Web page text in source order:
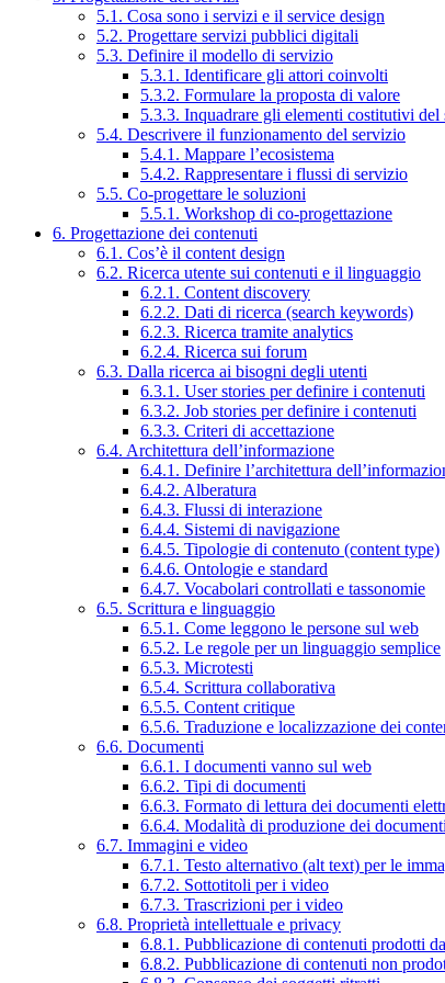
5.1. Cosa sono i servizi e il service design
5.2. Progettare servizi pubblici digitali
5.3. Definire il modello di servizio
5.3.1. Identificare gli attori coinvolti
5.3.2. Formulare la proposta di valore
5.3.3. Inquadrare gli elementi costitutivi del
5.4. Descrivere il funzionamento del servizio
5.4.1. Mappare l’ecosistema
5.4.2. Rappresentare i flussi di servizio
5.5. Co-progettare le soluzioni
5.5.1. Workshop di co-progettazione
6. Progettazione dei contenuti
6.1. Cos’è il content design
6.2. Ricerca utente sui contenuti e il linguaggio
6.2.1. Content discovery
6.2.2. Dati di ricerca (search keywords)
6.2.3. Ricerca tramite analytics
6.2.4. Ricerca sui forum
6.3. Dalla ricerca ai bisogni degli utenti
6.3.1. User stories per definire i contenuti
6.3.2. Job stories per definire i contenuti
6.3.3. Criteri di accettazione
6.4. Architettura dell’informazione
6.4.1. Definire l’architettura
6.4.2. Alberatura
6.4.3. Flussi di interazione
6.4.4. Sistemi di navigazione
6.4.5. Tipologie di contenuto (content type)
6.4.6. Ontologie e standard
6.4.7. Vocabolari controllati e tassonomie
6.5. Scrittura e linguaggio
6.5.1. Come leggono le persone sul web
6.5.2. Le regole per un linguaggio semplice
6.5.3. Microtesti
6.5.4. Scrittura collaborativa
6.5.5. Content critique
6.5.6. Traduzione e localizzazione dei
6.6. Documenti
6.6.1. I documenti vanno sul web
6.6.2. Tipi di documenti
6.6.3. Formato di lettura dei documenti
6.6.4. Modalità di produzione dei documenti
6.7. Immagini e video
6.7.1. Testo alternativo (alt text) per le
6.7.2. Sottotitoli per i video
6.7.3. Trascrizioni per i video
6.8. Proprietà intellettuale e privacy
6.8.1. Pubblicazione di contenuti prodotti
6.8.2. Pubblicazione di contenuti non